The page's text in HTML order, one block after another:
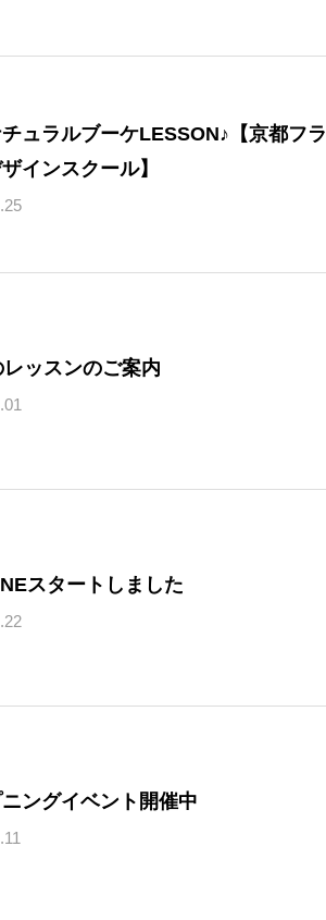
ュラルブーケLESSON♪【京都フラ
インスクール】
ッスンのご案内
スタートしました
ングイベント開催中